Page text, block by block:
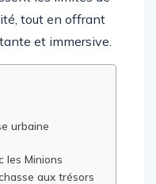
les limites de
tout en offrant
urbaine
les Minions